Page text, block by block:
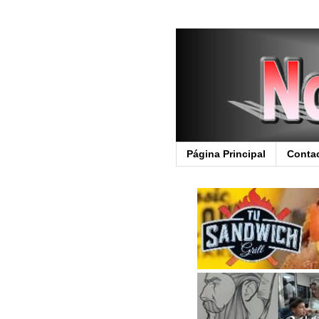
Página Principal